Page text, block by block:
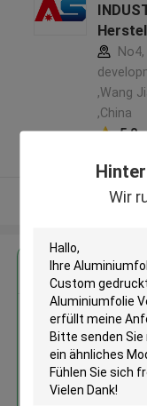
Wir
,Wang
,China
5.0
Erhalten